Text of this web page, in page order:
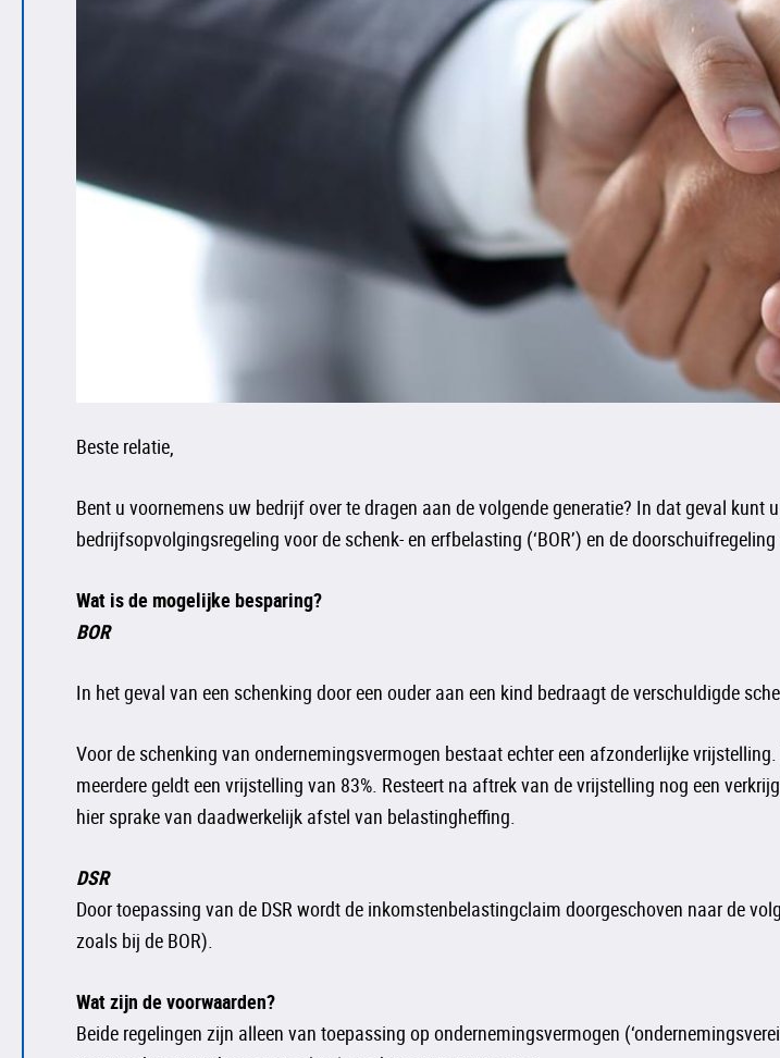
Beste relatie,
Bent u voornemens uw bedrijf over te dragen aan de volgende generatie? In dat geval
bedrijfsopvolgingsregeling voor de schenk- en erfbelasting (‘BOR’) en de
Wat is de mogelijke besparing?
BOR
In het geval van een schenking door een ouder aan een kind bedraagt de verschuldigde
Voor de schenking van ondernemingsvermogen bestaat echter een afzonderlijke
meerdere geldt een vrijstelling van 83%. Resteert na aftrek van de vrijstelling nog een
hier sprake van daadwerkelijk afstel van belastingheffing.
DSR
Door toepassing van de DSR wordt de inkomstenbelastingclaim doorgeschoven naar de
zoals bij de BOR).
Wat zijn de voorwaarden?
Beide regelingen zijn alleen van toepassing op ondernemingsvermogen